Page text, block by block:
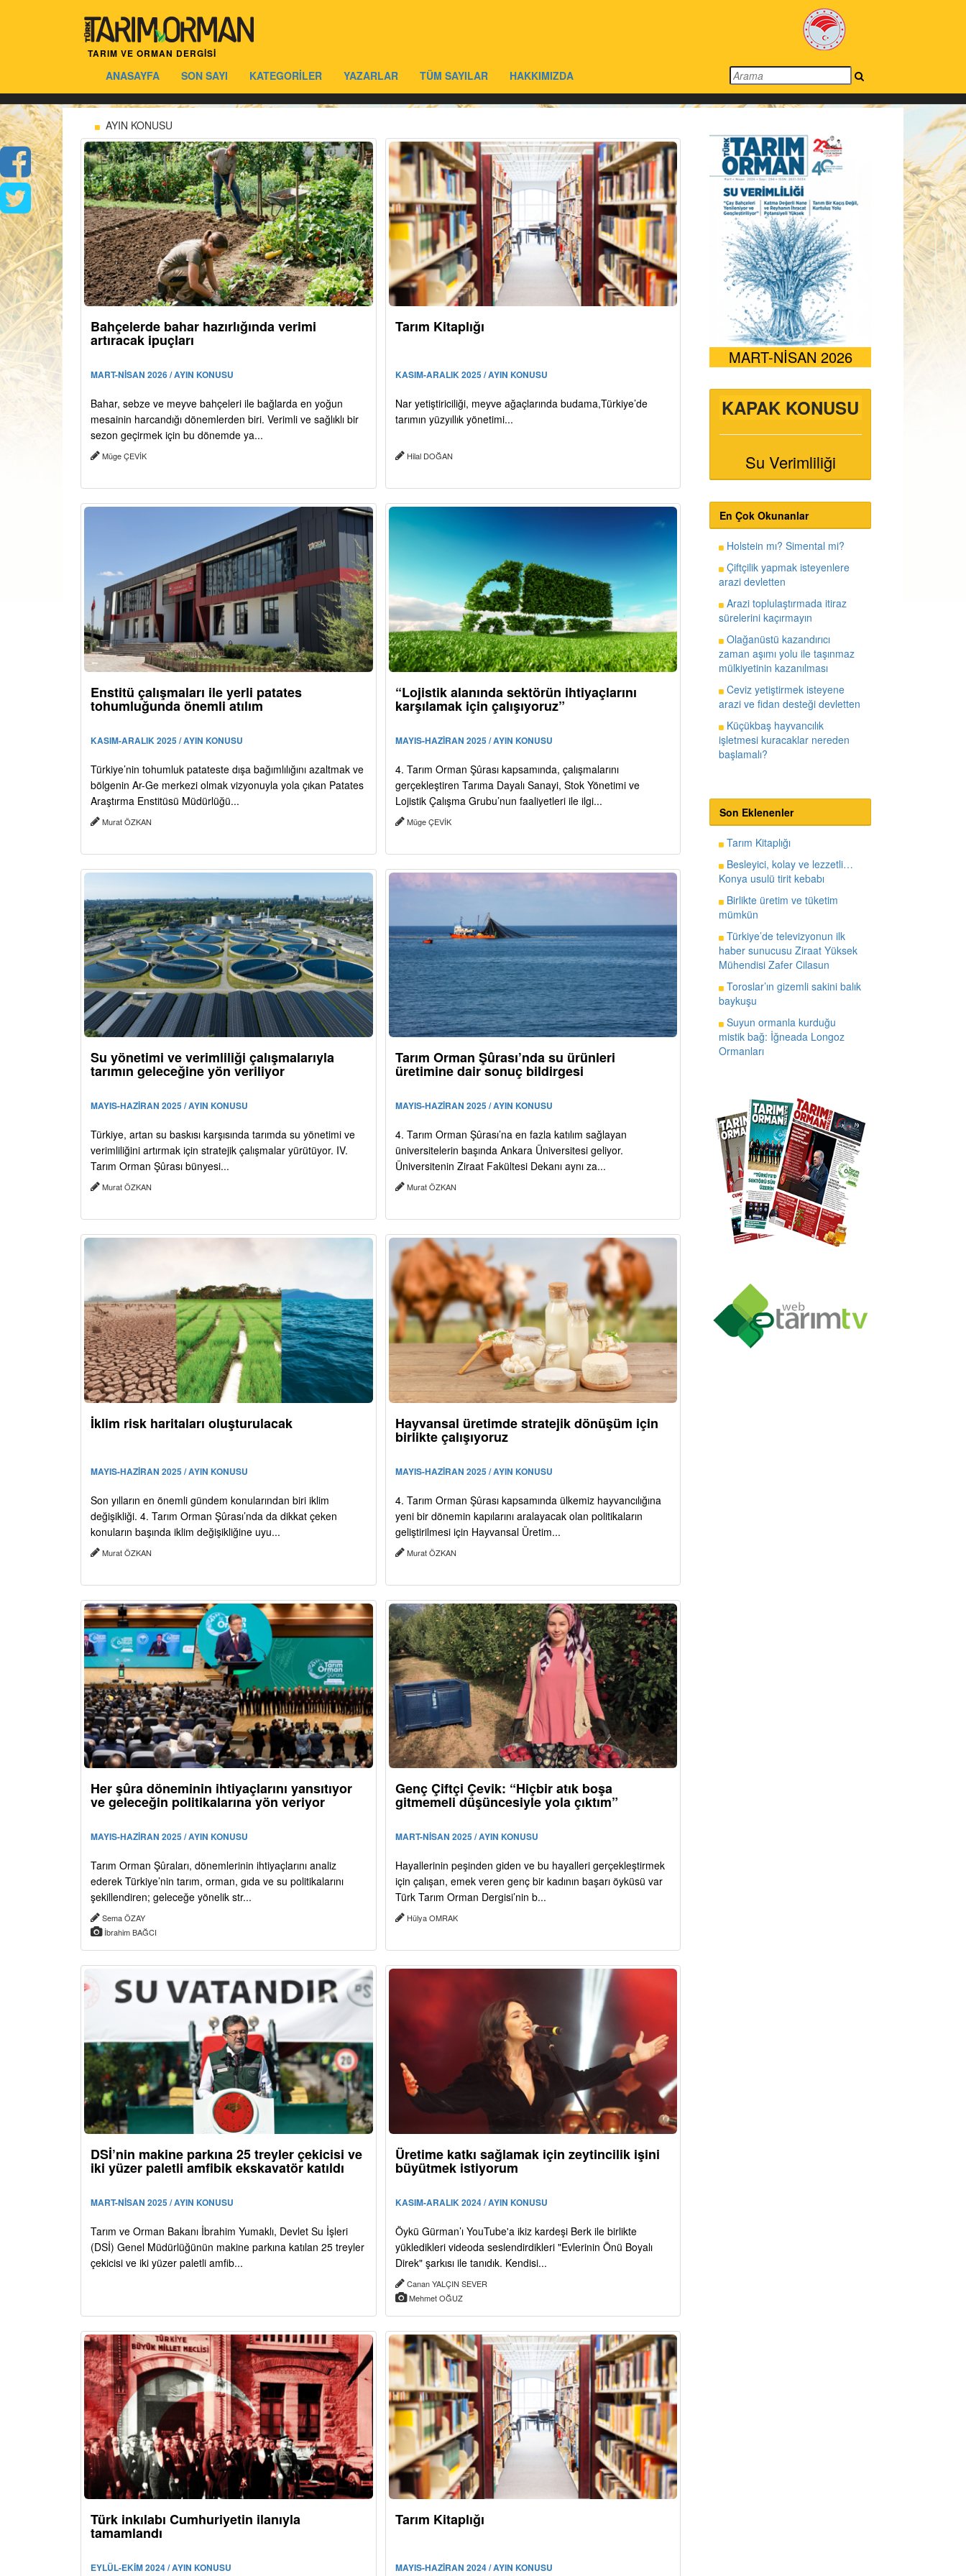
TARIM VE ORMAN DERGİSİ
ANASAYFA SON SAYI KATEGORİLER YAZARLAR TÜM SAYILAR HAKKIMIZDA
AYIN KONUSU
Bahçelerde bahar hazırlığında verimi
artıracak ipuçları
MART-NİSAN 2026 / AYIN KONUSU
Bahar, sebze ve meyve bahçeleri ile bağlarda en yoğun
mesainin harcandığı dönemlerden biri. Verimli ve sağlıklı bir
sezon geçirmek için bu dönemde ya...
Müge ÇEVİK
Tarım Kitaplığı
KASIM-ARALIK 2025 / AYIN KONUSU
Nar yetiştiriciliği, meyve ağaçlarında budama,Türkiye’de
tarımın yüzyıllık yönetimi...
Hilal DOĞAN
Enstitü çalışmaları ile yerli patates
tohumluğunda önemli atılım
KASIM-ARALIK 2025 / AYIN KONUSU
Türkiye’nin tohumluk patateste dışa bağımlılığını azaltmak ve
bölgenin Ar-Ge merkezi olmak vizyonuyla yola çıkan Patates
Araştırma Enstitüsü Müdürlüğü...
Murat ÖZKAN
“Lojistik alanında sektörün ihtiyaçlarını
karşılamak için çalışıyoruz”
MAYIS-HAZİRAN 2025 / AYIN KONUSU
4. Tarım Orman Şûrası kapsamında, çalışmalarını
gerçekleştiren Tarıma Dayalı Sanayi, Stok Yönetimi ve
Lojistik Çalışma Grubu’nun faaliyetleri ile ilgi...
Müge ÇEVİK
Su yönetimi ve verimliliği çalışmalarıyla
tarımın geleceğine yön veriliyor
MAYIS-HAZİRAN 2025 / AYIN KONUSU
Türkiye, artan su baskısı karşısında tarımda su yönetimi ve
verimliliğini artırmak için stratejik çalışmalar yürütüyor. IV.
Tarım Orman Şûrası bünyesi...
Murat ÖZKAN
Tarım Orman Şûrası’nda su ürünleri
üretimine dair sonuç bildirgesi
MAYIS-HAZİRAN 2025 / AYIN KONUSU
4. Tarım Orman Şûrası’na en fazla katılım sağlayan
üniversitelerin başında Ankara Üniversitesi geliyor.
Üniversitenin Ziraat Fakültesi Dekanı aynı za...
Murat ÖZKAN
İklim risk haritaları oluşturulacak
MAYIS-HAZİRAN 2025 / AYIN KONUSU
Son yılların en önemli gündem konularından biri iklim
değişikliği. 4. Tarım Orman Şûrası’nda da dikkat çeken
konuların başında iklim değişikliğine uyu...
Murat ÖZKAN
Hayvansal üretimde stratejik dönüşüm için
birlikte çalışıyoruz
MAYIS-HAZİRAN 2025 / AYIN KONUSU
4. Tarım Orman Şûrası kapsamında ülkemiz hayvancılığına
yeni bir dönemin kapılarını aralayacak olan politikaların
geliştirilmesi için Hayvansal Üretim...
Murat ÖZKAN
Her şûra döneminin ihtiyaçlarını yansıtıyor
ve geleceğin politikalarına yön veriyor
MAYIS-HAZİRAN 2025 / AYIN KONUSU
Tarım Orman Şûraları, dönemlerinin ihtiyaçlarını analiz
ederek Türkiye’nin tarım, orman, gıda ve su politikalarını
şekillendiren; geleceğe yönelik str...
Sema ÖZAY
İbrahim BAĞCI
Genç Çiftçi Çevik: “Hiçbir atık boşa
gitmemeli düşüncesiyle yola çıktım”
MART-NİSAN 2025 / AYIN KONUSU
Hayallerinin peşinden giden ve bu hayalleri gerçekleştirmek
için çalışan, emek veren genç bir kadının başarı öyküsü var
Türk Tarım Orman Dergisi’nin b...
Hülya OMRAK
DSİ’nin makine parkına 25 treyler çekicisi ve
iki yüzer paletli amfibik ekskavatör katıldı
MART-NİSAN 2025 / AYIN KONUSU
Tarım ve Orman Bakanı İbrahim Yumaklı, Devlet Su İşleri
(DSİ) Genel Müdürlüğünün makine parkına katılan 25 treyler
çekicisi ve iki yüzer paletli amfib...
Üretime katkı sağlamak için zeytincilik işini
büyütmek istiyorum
KASIM-ARALIK 2024 / AYIN KONUSU
Öykü Gürman’ı YouTube'a ikiz kardeşi Berk ile birlikte
yükledikleri videoda seslendirdikleri "Evlerinin Önü Boyalı
Direk" şarkısı ile tanıdık. Kendisi...
Canan YALÇIN SEVER
Mehmet OĞUZ
Türk inkılabı Cumhuriyetin ilanıyla
tamamlandı
EYLÜL-EKİM 2024 / AYIN KONUSU
Tarım Kitaplığı
MAYIS-HAZİRAN 2024 / AYIN KONUSU
MART-NİSAN 2026
KAPAK KONUSU
Su Verimliliği
En Çok Okunanlar
Holstein mı? Simental mi?
Çiftçilik yapmak isteyenlere
arazi devletten
Arazi toplulaştırmada itiraz
sürelerini kaçırmayın
Olağanüstü kazandırıcı
zaman aşımı yolu ile taşınmaz
mülkiyetinin kazanılması
Ceviz yetiştirmek isteyene
arazi ve fidan desteği devletten
Küçükbaş hayvancılık
işletmesi kuracaklar nereden
başlamalı?
Son Eklenenler
Tarım Kitaplığı
Besleyici, kolay ve lezzetli…
Konya usulü tirit kebabı
Birlikte üretim ve tüketim
mümkün
Türkiye’de televizyonun ilk
haber sunucusu Ziraat Yüksek
Mühendisi Zafer Cilasun
Toroslar’ın gizemli sakini balık
baykuşu
Suyun ormanla kurduğu
mistik bağ: İğneada Longoz
Ormanları